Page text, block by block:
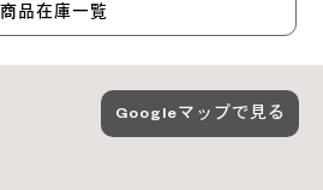
商品在庫一覧
Googleマップで見る